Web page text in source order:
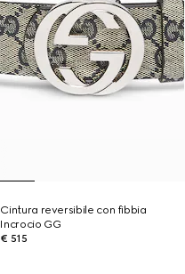
Cintura reversibile con fibbia
Incrocio GG
€ 515